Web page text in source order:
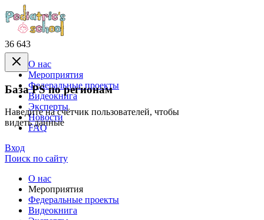
36 643
База PS по регионам
Наведите на счётчик пользователей, чтобы
видеть данные
О нас
Mероприятия
Федеральные проекты
Видеокнига
Эксперты
Новости
FAQ
Вход
Поиск по сайту
О нас
Mероприятия
Федеральные проекты
Видеокнига